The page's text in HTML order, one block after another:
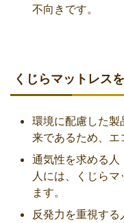
不向きです。
くじらマットレス
環境に配慮した製
来であるため、エ
通気性を求める人
人には、くじら
ます。
反発力を重視す